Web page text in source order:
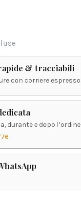
& tracciabili
con corriere espresso
durante e dopo l’ordine